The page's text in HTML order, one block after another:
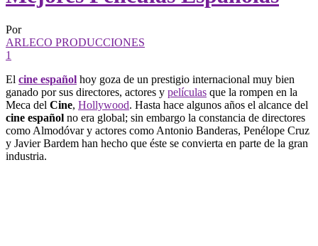
Por
ARLECO PRODUCCIONES
1
El cine español hoy goza de un prestigio internacional muy bien
ganado por sus directores, actores y películas que la rompen en la
Meca del Cine, Hollywood. Hasta hace algunos años el alcance del
cine español no era global; sin embargo la constancia de directores
como Almodóvar y actores como Antonio Banderas, Penélope Cruz
y Javier Bardem han hecho que éste se convierta en parte de la gran
industria.